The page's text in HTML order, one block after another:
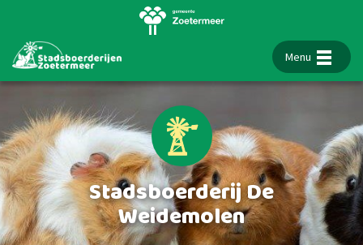
Menu
Stadsboerderij De
Weidemolen